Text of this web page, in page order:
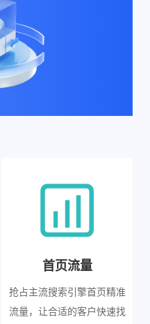
首页流量
抢占主流搜索引擎首页精准
流量，让合适的客户快速找